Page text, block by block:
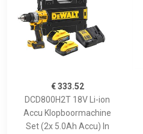
€ 333.52
DCD800H2T 18V Li-ion
Accu Klopboormachine
Set (2x 5.0Ah Accu) In